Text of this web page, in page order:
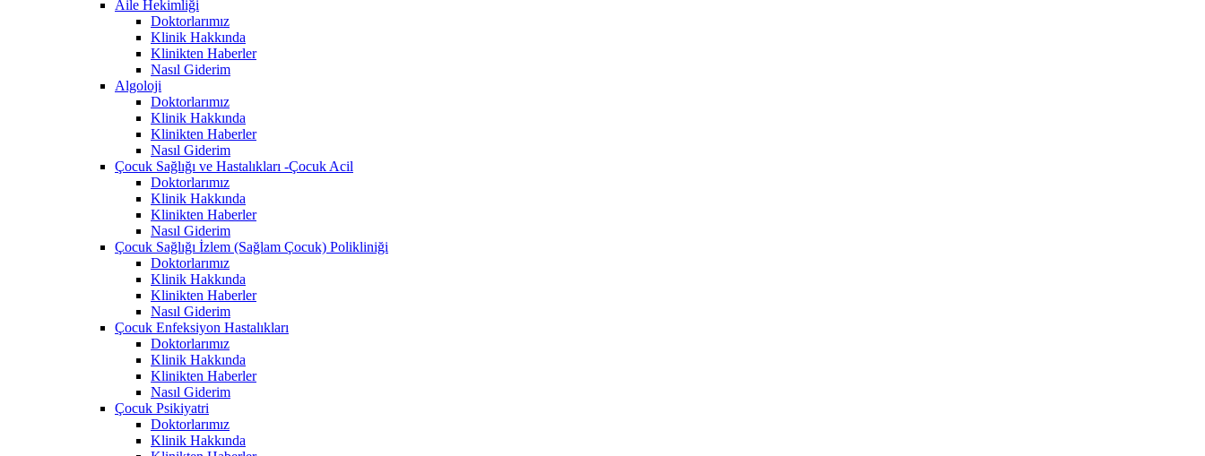
Aile Hekimliği
Doktorlarımız
Klinik Hakkında
Klinikten Haberler
Nasıl Giderim
Algoloji
Doktorlarımız
Klinik Hakkında
Klinikten Haberler
Nasıl Giderim
Çocuk Sağlığı ve Hastalıkları -Çocuk Acil
Doktorlarımız
Klinik Hakkında
Klinikten Haberler
Nasıl Giderim
Çocuk Sağlığı İzlem (Sağlam Çocuk) Polikliniği
Doktorlarımız
Klinik Hakkında
Klinikten Haberler
Nasıl Giderim
Çocuk Enfeksiyon Hastalıkları
Doktorlarımız
Klinik Hakkında
Klinikten Haberler
Nasıl Giderim
Çocuk Psikiyatri
Doktorlarımız
Klinik Hakkında